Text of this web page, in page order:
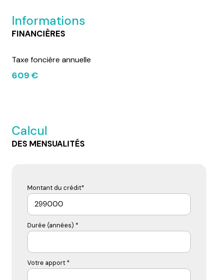
Informations
FINANCIÈRES
Taxe foncière annuelle
609 €
Calcul
DES MENSUALITÉS
Montant du crédit*
Durée (années) *
Votre apport *